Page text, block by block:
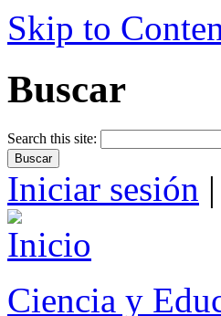
Skip to
Buscar
Search this site:
Iniciar sesión |
Ciencia y